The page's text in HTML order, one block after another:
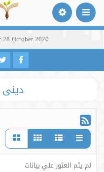
28 October 2020
لم يتم العثور علي بيانات